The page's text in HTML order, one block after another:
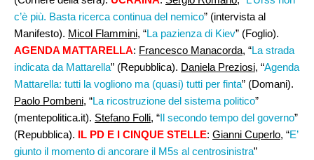
c’è più. Basta ricerca continua del nemico” (intervista al
Manifesto). Micol Flammini, “La pazienza di Kiev” (Foglio).
AGENDA MATTARELLA: Francesco Manacorda, “La strada
indicata da Mattarella” (Repubblica). Daniela Preziosi, “Agenda
Mattarella: tutti la vogliono ma (quasi) tutti per finta” (Domani).
Paolo Pombeni, “La ricostruzione del sistema politico”
(mentepolitica.it). Stefano Folli, “Il secondo tempo del governo”
(Repubblica). IL PD E I CINQUE STELLE: Gianni Cuperlo, “E’
giunto il momento di ancorare il M5s al centrosinistra”